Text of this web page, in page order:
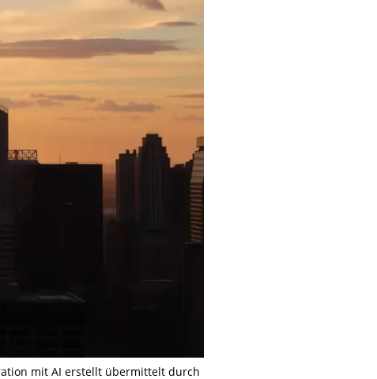
mit AI erstellt übermittelt durch